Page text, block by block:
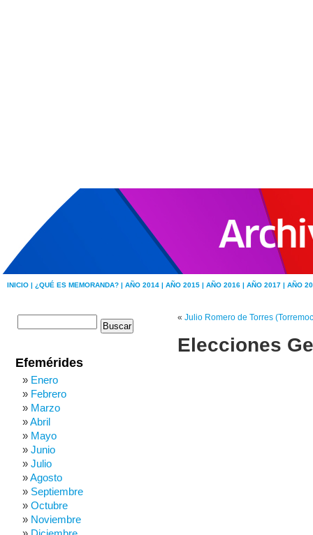
INICIO | ¿QUÉ ES MEMORANDA? | AÑO 2014 | AÑO 2015 | AÑO 2016 | AÑO 2017 | AÑO
« Julio Romero de Torres
Elecciones
Efemérides
Enero
Febrero
Marzo
Abril
Mayo
Junio
Julio
Agosto
Septiembre
Octubre
Noviembre